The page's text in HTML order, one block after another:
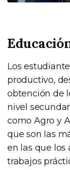
Los
productivo,
obtención de
nivel
como Agro y
que son las
en las que
trabajos